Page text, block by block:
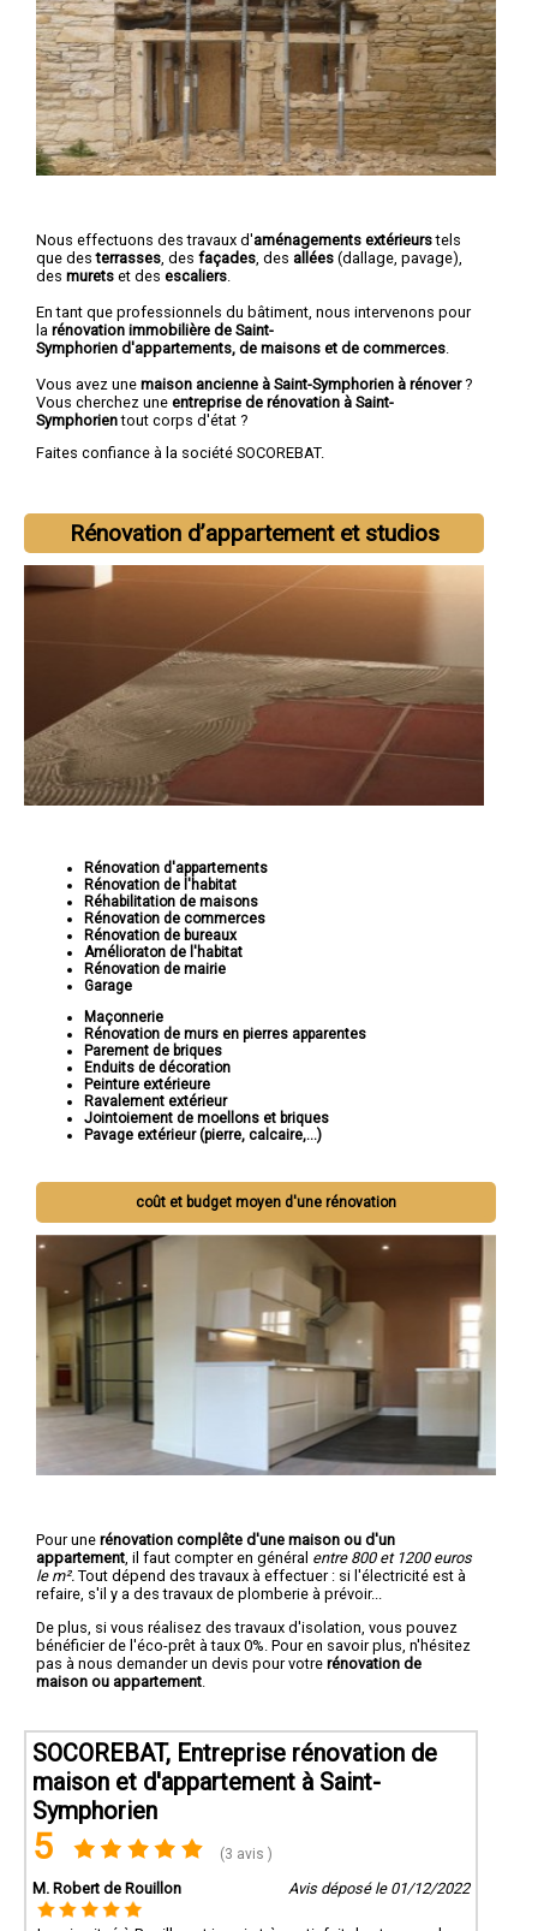
Nous effectuons des travaux d'aménagements extérieurstels
que desterrasses , des façades , des allées (dallage, pavage),
des murets et des escaliers
En tant que professionnels du bâtiment, nous intervenons pour
la rénovation immobilière de Saint-
Symphorien d'appartements, de maisons et de commerces
Vous avez une maison ancienne à Saint-Symphorien à rénover?
Vous cherchez une entreprise de rénovation à Saint-
Symphorientout corps d'état ?
Faites confiance à la société SOCOREBAT.
Rénovation d’appartement et studios
Rénovation d'appartements
Rénovation de l'habitat
Réhabilitation de maisons
Rénovation de commerces
Rénovation de bureaux
Amélioraton de l'habitat
Rénovation de mairie
Garage
Maçonnerie
Rénovation de murs en pierres apparentes
Parement de briques
Enduits de décoration
Peinture extérieure
Ravalement extérieur
Jointoiement de moellons et briques
Pavage extérieur (pierre, calcaire,...)
coût et budget moyen d'une rénovation
Pour une rénovation complête d'une maison ou d'un
appartement , il faut compter en général entre 800 et 1200 euros
le m². Tout dépend des travaux à effectuer : si l'électricité est à
refaire, s'il y a des travaux de plomberie à prévoir...
De plus, si vous réalisez des travaux d'isolation, vous pouvez
bénéficier de l'éco-prêt à taux 0%. Pour en savoir plus, n'hésitez
pas à nous demander un devis pour votre rénovation de
maison ou appartement
SOCOREBAT, Entreprise rénovation de
maison et d'appartement à Saint-
Symphorien
5 (3 avis )
M. Robert de Rouillon Avis déposé le 01/12/2022